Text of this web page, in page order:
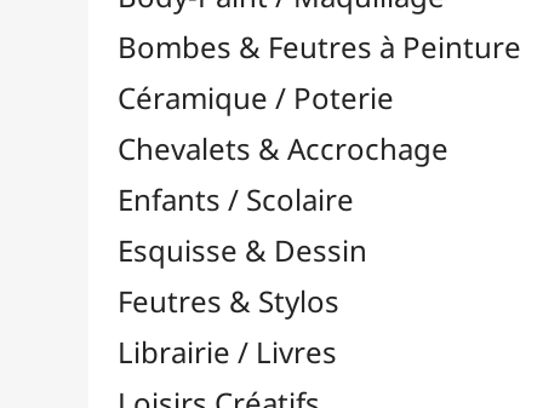
Feutres & Stylos
Librairie / Livres
Loisirs Créatifs
Médiums, Vernis & Colles
Modelage / Sculpture
Peintures / Couleurs
Accessoires
Colour Shapers
Couteaux à Peindre
Éponges